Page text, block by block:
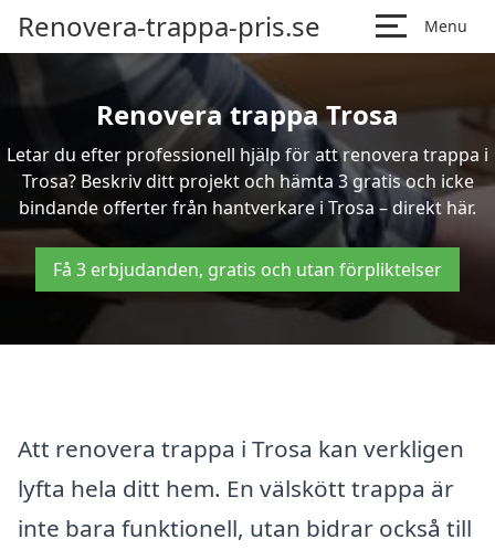
Renovera-trappa-pris.se Menu
Renovera trappa Trosa
Letar du efter professionell hjälp för att renovera trappa i
Trosa? Beskriv ditt projekt och hämta 3 gratis och icke
bindande offerter från hantverkare i Trosa – direkt här.
Få 3 erbjudanden, gratis och utan förpliktelser
Att renovera trappa i Trosa kan verkligen
lyfta hela ditt hem. En välskött trappa är
inte bara funktionell, utan bidrar också till